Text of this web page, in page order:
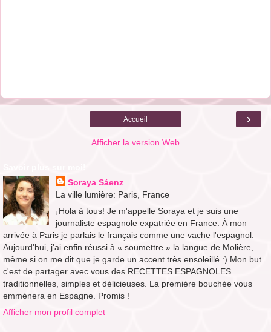
›
Accueil
Afficher la version Web
Soraya Sáenz
La ville lumière: Paris, France
¡Hola à tous! Je m'appelle Soraya et je suis une
journaliste espagnole expatriée en France. À mon
arrivée à Paris je parlais le français comme une vache l'espagnol.
Aujourd'hui, j'ai enfin réussi à « soumettre » la langue de Molière,
même si on me dit que je garde un accent très ensoleillé :) Mon but
c'est de partager avec vous des RECETTES ESPAGNOLES
traditionnelles, simples et délicieuses. La première bouchée vous
emmènera en Espagne. Promis !
Afficher mon profil complet